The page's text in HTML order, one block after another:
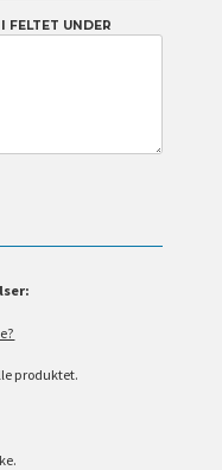
FELTET UNDER
produktet.